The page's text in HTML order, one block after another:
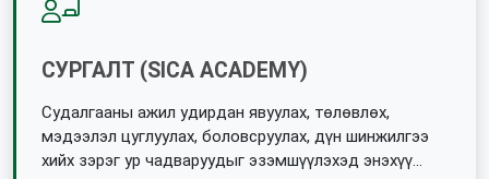
СУРГАЛТ (SICA ACADEMY)
Судалгааны ажил удирдан явуулах, төлөвлөх,
мэдээлэл цуглуулах, боловсруулах, дүн шинжилгээ
хийх зэрэг ур чадваруудыг эзэмшүүлэхэд энэхүү